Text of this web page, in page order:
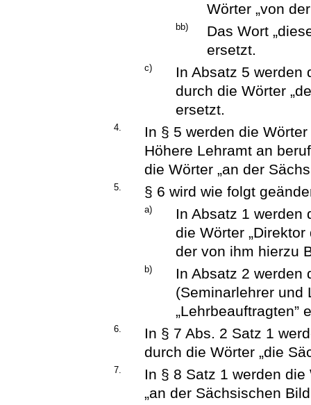
Wörter „von
bb)
Das Wort
ersetzt.
c)
In Absatz 5 werden
durch die Wörter
ersetzt.
4.
In § 5 werden die
Höhere Lehramt an
die Wörter „an der
5. § 6 wird wie folgt
a)
In Absatz 1 werden
die Wörter
der von ihm hierzu
b)
In Absatz 2 werden
(Seminarlehrer und
„Lehrbeauftragten”
6.
In § 7 Abs. 2 Satz 1
durch die Wörter „die
7.
In § 8 Satz 1 werden die
„an der Sächsischen